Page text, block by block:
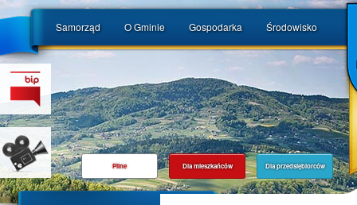
Samorząd O Gminie Gospodarka Środowisko
Pilne Dla mieszkańców Dla przedsiębiorców